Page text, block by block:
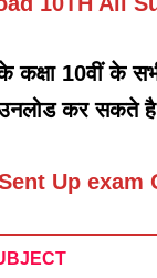
के कक्षा 10वीं के
कर सकते
Up